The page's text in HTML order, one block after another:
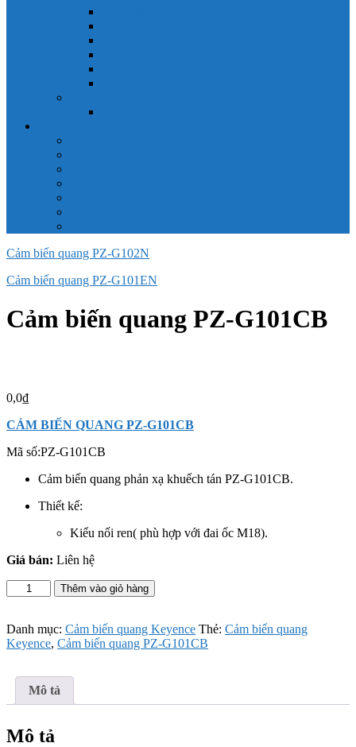
Cảm biến quang PZ-G102N
Cảm biến quang PZ-G101EN
Cảm biến quang PZ-G101CB
0,0₫
CẢM BIẾN QUANG PZ-G101CB
Mã số:PZ-G101CB
Cảm biến quang phản xạ khuếch tán PZ-G101CB.
Thiết kế:
Kiểu nối ren( phù hợp với đai ốc M18).
Giá bán: Liên hệ
Cảm
biến
PZ-
G101CB
Thêm vào giỏ hàng
Danh mục: Cảm biến quang Keyence Thẻ: Cảm biến quang
Keyence, Cảm biến quang PZ-G101CB
Mô tả
Mô tả